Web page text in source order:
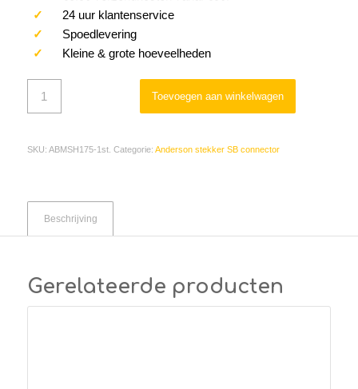
✓ 24 uur klantenservice
✓ Spoedlevering
✓ Kleine & grote hoeveelheden
Toevoegen aan winkelwagen
SKU: ABMSH175-1st. Categorie: Anderson stekker SB connector
Beschrijving
Gerelateerde producten